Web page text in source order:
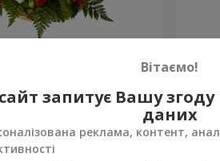
"Акварель"
Замовити 6 621
Вітаємо!
запитує Вашу
даних
реклама, контент,